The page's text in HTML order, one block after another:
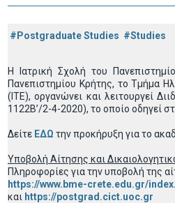
#Postgraduate Studies #Studies
Η Ιατρική Σχολή του
Πανεπιστημίου Κρήτης, το Τμήμα
(ΙΤΕ), οργανώνει και λειτουργεί
1122Β’/2-4-2020), το οποίο οδηγεί
Δείτε ΕΔΩ την προκήρυξη για το
Υποβολή Αίτησης και
Πληροφορίες για την υποβολή της
https://www.bme-crete.edu.gr/
και https://postgrad.cict.uoc.gr